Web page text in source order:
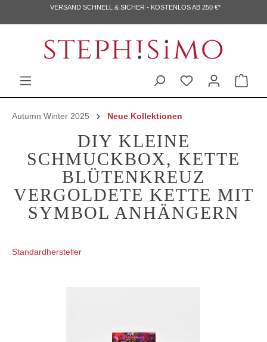
VERSAND SCHNELL & SICHER - KOSTENLOS AB 250 €*
Autumn Winter 2025 Neue Kollektionen
DIY KLEINE
SCHMUCKBOX, KETTE
BLÜTENKREUZ
VERGOLDETE KETTE MIT
SYMBOL ANHÄNGERN
Standardhersteller